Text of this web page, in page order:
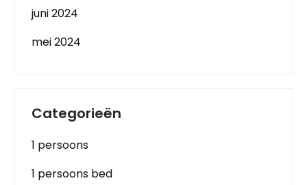
juni 2024
mei 2024
Categorieën
1 persoons
1 persoons bed